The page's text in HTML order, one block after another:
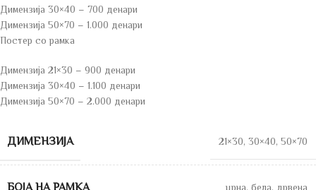
Димензија 30×40 – 700 денари
Димензија 50×70 – 1.000 денари
Постер со рамка
Димензија 21×30 – 900 денари
Димензија 30×40 – 1.100 денари
Димензија 50×70 – 2.000 денари
ДИМЕНЗИЈА 21×30, 30×40, 50×70
БОЈА НА РАМКА црна, бела, дрвена